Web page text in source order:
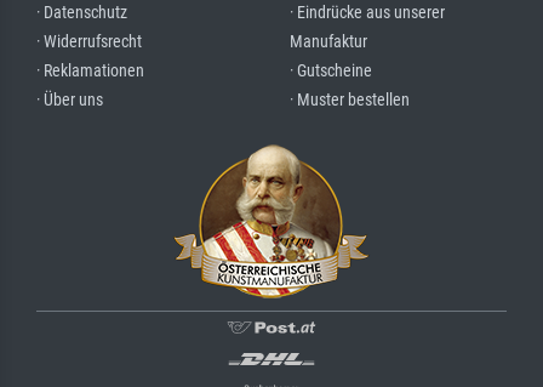
· Datenschutz
· Widerrufsrecht
· Reklamationen
· Über uns
· Eindrücke aus unserer
Manufaktur
· Gutscheine
· Muster bestellen